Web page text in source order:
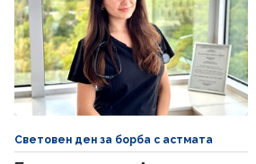
Световен ден за борба с астмата